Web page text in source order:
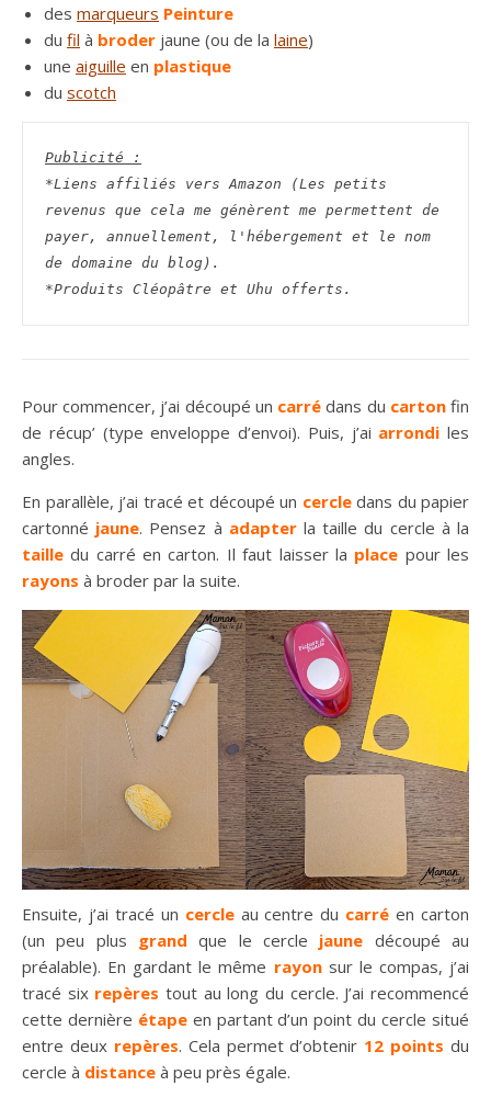
des marqueurs Peinture
du fil à broder jaune (ou de la laine)
une aiguille en plastique
du scotch
Publicité :
*Liens affiliés vers Amazon (Les petits
revenus que cela me génèrent me permettent de
payer, annuellement, l'hébergement et le nom
de domaine du blog).
*Produits Cléopâtre et Uhu offerts.
Pour commencer, j’ai découpé un carré dans du cartonfin
de récup’ (type enveloppe d’envoi). Puis, j’ai arrondi les
angles.
En parallèle, j’ai tracé et découpé un cercle dans du papier
cartonné jaune. Pensez à adapter la taille du cercle à la
taille du carré en carton. Il faut laisser la place pour les
rayons à broder par la suite.
Ensuite, j’ai tracé un cercle au centre du carré en carton
(un peu plus grand que le cercle jaune découpé au
préalable). En gardant le même rayonsur le compas, j’ai
tracé six repères tout au long du cercle. J’ai recommencé
cette dernière étape en partant d’un point du cercle situé
entre deux repères. Cela permet d’obtenir 12 points du
cercle à distance à peu près égale.